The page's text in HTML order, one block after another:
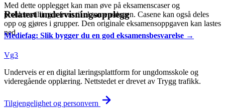
Med dette opplegget kan man øve på eksamenscaser og
problemstillinger frem til eksamensdagen. Casene kan også deles
opp og gjøres i grupper. Den originale eksamensoppgaven kan lastes
ned
Relatert undervisningsopplegg
Mediefag: Slik bygger du en god eksamensbesvarelse →
Vg3
Underveis er en digital læringsplattform for ungdomsskole og
videregående opplæring. Nettstedet er drevet av Trygg trafikk.
Tilgjengelighet og personvern